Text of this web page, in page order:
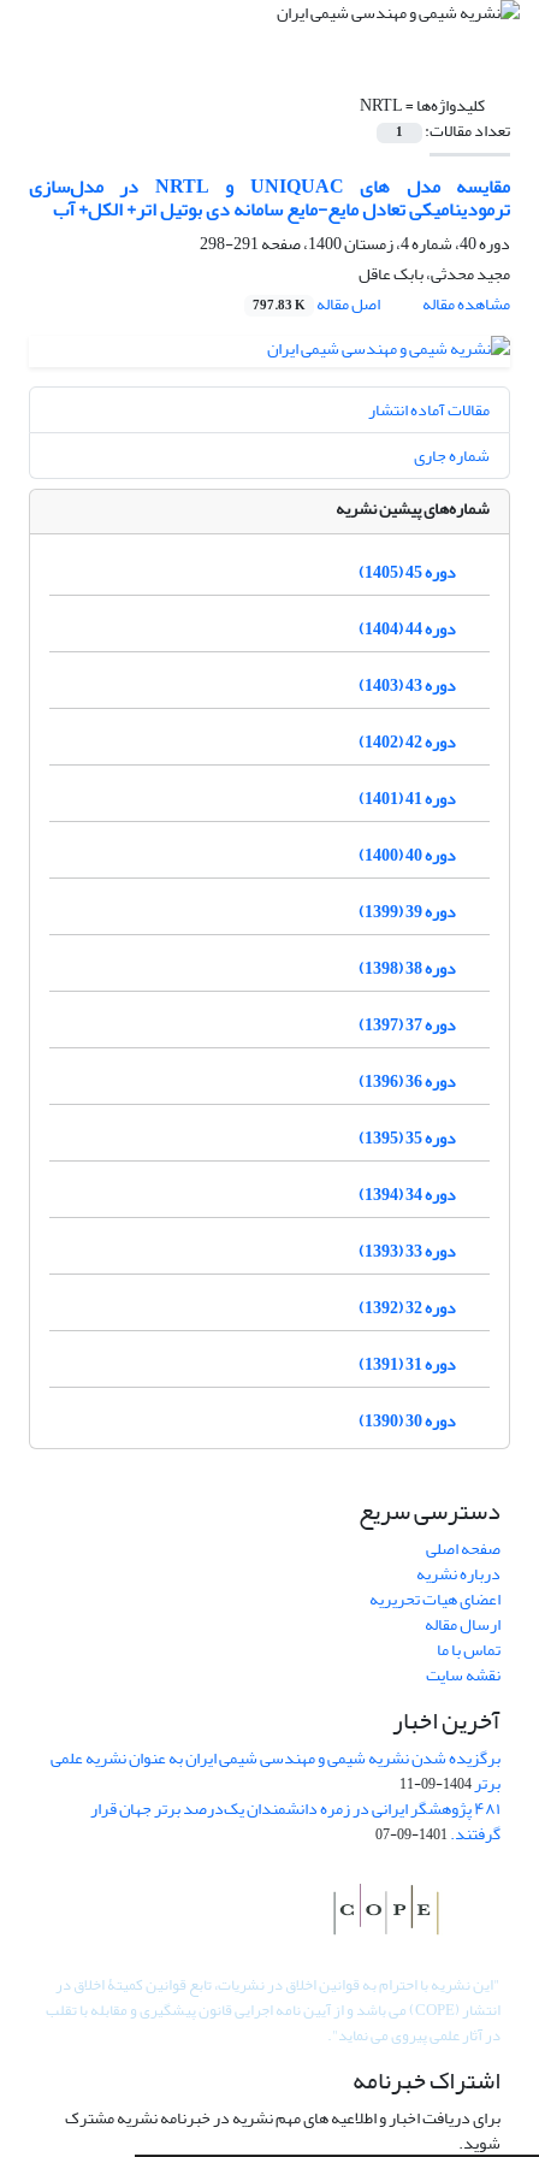
کلیدواژه‌ها =NRTL
تعداد مقالات: 1
مقایسه مدل های UNIQUAC و NRTL در مدل‌سازی
ترمودینامیکی تعادل مایع-مایع سامانه دی بوتیل اتر+ الکل+ آب
دوره 40، شماره 4، زمستان 1400، صفحه
291-298
مجید محدثی، بابک عاقل
مشاهده مقاله
اصل مقاله 797.83 K
مقالات آماده انتشار
شماره جاری
شماره‌های پیشین نشریه
دوره 45 (1405)
دوره 44 (1404)
دوره 43 (1403)
دوره 42 (1402)
دوره 41 (1401)
دوره 40 (1400)
دوره 39 (1399)
دوره 38 (1398)
دوره 37 (1397)
دوره 36 (1396)
دوره 35 (1395)
دوره 34 (1394)
دوره 33 (1393)
دوره 32 (1392)
دوره 31 (1391)
دوره 30 (1390)
دسترسی سریع
صفحه اصلی
درباره نشریه
اعضای هیات تحریریه
ارسال مقاله
تماس با ما
نقشه سایت
آخرین اخبار
برگزیده شدن نشریه شیمی و مهندسی شیمی ایران به عنوان نشریه علمی
برتر1404-09-11
۴۸۱ پژوهشگر ایرانی در زمره دانشمندان یک‌درصد برتر جهان قرار
گرفتند.1401-09-07
"این نشریه با احترام به قوانین اخلاق در نشریات، تابع قوانین کمیتۀ اخلاق در
انتشار (COPE) می باشد و از آیین نامه اجرایی قانون پیشگیری و مقابله با تقلب
در آثار علمی پیروی می نماید".
اشتراک خبرنامه
برای دریافت اخبار و اطلاعیه های مهم نشریه در خبرنامه نشریه مشترک
شوید.